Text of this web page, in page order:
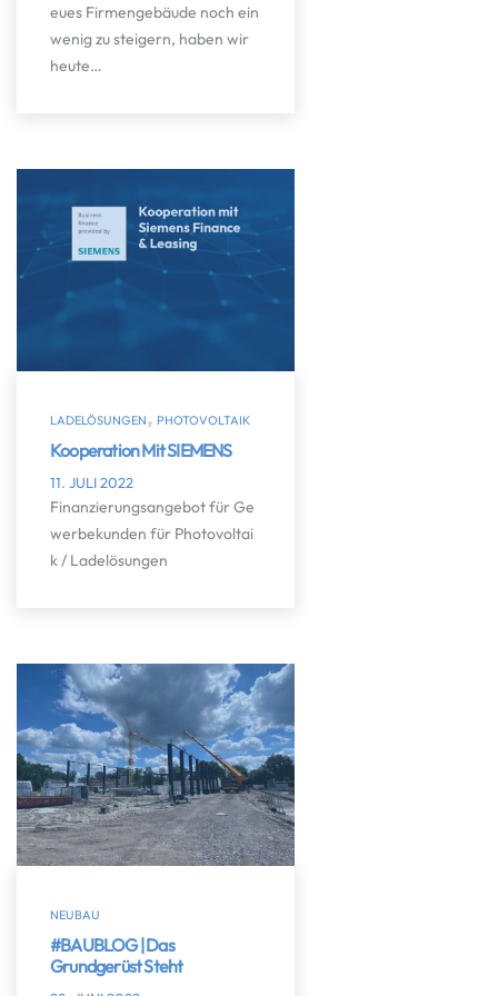
eues Firmengebäude noch ein
wenig zu steigern, haben wir
heute…
LADELÖSUNGEN, PHOTOVOLTAIK
Kooperation Mit SIEMENS
11. JULI 2022
Finanzierungsangebot für Ge
werbekunden für Photovoltai
k / Ladelösungen
NEUBAU
#BAUBLOG | Das
Grundgerüst Steht